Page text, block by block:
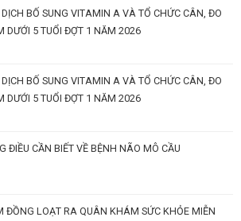
DỊCH BỐ SUNG VITAMIN A VÀ TỔ CHỨC CÂN, ĐO
DƯỚI 5 TUỔI ĐỢT 1 NĂM 2026
DỊCH BỐ SUNG VITAMIN A VÀ TỔ CHỨC CÂN, ĐO
DƯỚI 5 TUỔI ĐỢT 1 NĂM 2026
ĐIỀU CẦN BIẾT VỀ BỆNH NÃO MÔ CẦU
ĐỒNG LOẠT RA QUÂN KHÁM SỨC KHỎE MIỄN